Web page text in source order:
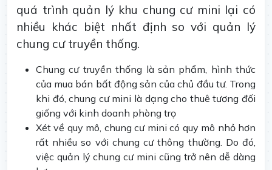
quá trình quản lý khu chung cư mini lại có
nhiều khác biệt nhất định so với quản lý
chung cư truyền thống.
Chung cư truyền thống là sản phẩm, hình thức
của mua bán bất động sản của chủ đầu tư. Trong
khi đó, chung cư mini là dạng cho thuê tương đối
giống với kinh doanh phòng trọ
Xét về quy mô, chung cư mini có quy mô nhỏ hơn
rất nhiều so với chung cư thông thường. Do đó,
việc quản lý chung cư mini cũng trở nên dễ dàng